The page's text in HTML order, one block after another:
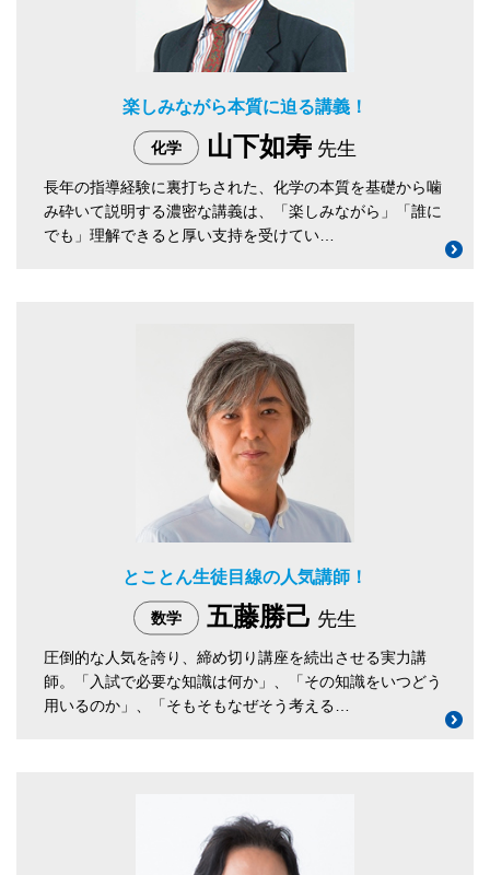
楽しみながら本質に迫る講義！
化学 山下如寿 先生
長年の指導経験に裏打ちされた、化学の本質を基礎から噛
み砕いて説明する濃密な講義は、「楽しみながら」「誰に
でも」理解できると厚い支持を受けてい…
とことん生徒目線の人気講師！
数学 五藤勝己 先生
圧倒的な人気を誇り、締め切り講座を続出させる実力講
師。「入試で必要な知識は何か」、「その知識をいつどう
用いるのか」、「そもそもなぜそう考える…